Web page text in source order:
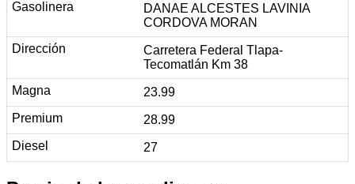
DANAE ALCESTES LAVINIA
CORDOVA MORAN
Carretera Federal Tlapa-
Tecomatlán Km 38
23.99
28.99
27